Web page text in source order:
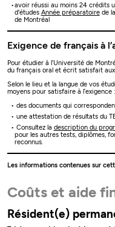
avoir réussi au moins 24 crédits
d'études Année préparatoirede
de Montréal
Exigence de français à
Pour étudier à l’Université de
du français oral et écrit satisfait aux
Selon le lieu et la langue de vos
moyens pour satisfaire à l’exigence :
des documents qui
une attestation de résultats du
Consultez la description du
pour les autres tests, diplômes,
reconnus.
Les informations contenues sur
Coûts et aide
Résident(e)